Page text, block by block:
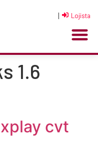
| Lojista
1.6
cvt